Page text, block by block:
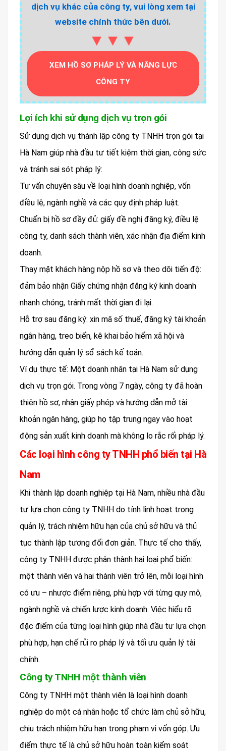
dịch vụ khác của công ty, vui lòng xem tại
website chính thức bên dưới.
▼▼▼
XEM HỒ SƠ PHÁP LÝ VÀ NĂNG LỰC
CÔNG TY
Lợi ích khi sử dụng dịch vụ trọn gói
Sử dụng dịch vụ thành lập công ty TNHH trọn gói tại
Hà Nam giúp nhà đầu tư tiết kiệm thời gian, công sức
và tránh sai sót pháp lý:
Tư vấn chuyên sâu về loại hình doanh nghiệp, vốn
điều lệ, ngành nghề và các quy định pháp luật.
Chuẩn bị hồ sơ đầy đủ: giấy đề nghị đăng ký, điều lệ
công ty, danh sách thành viên, xác nhận địa điểm kinh
doanh.
Thay mặt khách hàng nộp hồ sơ và theo dõi tiến độ:
đảm bảo nhận Giấy chứng nhận đăng ký kinh doanh
nhanh chóng, tránh mất thời gian đi lại.
Hỗ trợ sau đăng ký: xin mã số thuế, đăng ký tài khoản
ngân hàng, treo biển, kê khai bảo hiểm xã hội và
hướng dẫn quản lý sổ sách kế toán.
Ví dụ thực tế: Một doanh nhân tại Hà Nam sử dụng
dịch vụ trọn gói. Trong vòng 7 ngày, công ty đã hoàn
thiện hồ sơ, nhận giấy phép và hướng dẫn mở tài
khoản ngân hàng, giúp họ tập trung ngay vào hoạt
động sản xuất kinh doanh mà không lo rắc rối pháp lý.
Các loại hình công ty TNHH phổ biến tại Hà
Nam
Khi thành lập doanh nghiệp tại Hà Nam, nhiều nhà đầu
tư lựa chọn công ty TNHH do tính linh hoạt trong
quản lý, trách nhiệm hữu hạn của chủ sở hữu và thủ
tục thành lập tương đối đơn giản. Thực tế cho thấy,
công ty TNHH được phân thành hai loại phổ biến:
một thành viên và hai thành viên trở lên, mỗi loại hình
có ưu – nhược điểm riêng, phù hợp với từng quy mô,
ngành nghề và chiến lược kinh doanh. Việc hiểu rõ
đặc điểm của từng loại hình giúp nhà đầu tư lựa chọn
phù hợp, hạn chế rủi ro pháp lý và tối ưu quản lý tài
chính.
Công ty TNHH một thành viên
Công ty TNHH một thành viên là loại hình doanh
nghiệp do một cá nhân hoặc tổ chức làm chủ sở hữu,
chịu trách nhiệm hữu hạn trong phạm vi vốn góp. Ưu
điểm thực tế là chủ sở hữu hoàn toàn kiểm soát